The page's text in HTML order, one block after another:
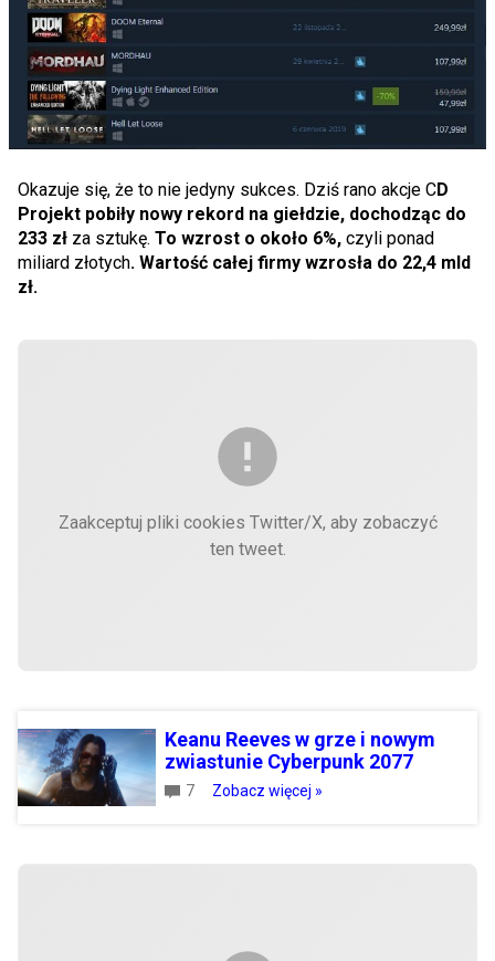
Okazuje się, że to nie jedyny sukces. Dziś rano akcje CD
Projekt pobiły nowy rekord na giełdzie, dochodząc do
233 zł za sztukę. To wzrost o około 6%, czyli ponad
miliard złotych. Wartość całej firmy wzrosła do 22,4 mld
zł.
Zaakceptuj pliki cookies Twitter/X, aby zobaczyć
ten tweet.
Keanu Reeves w grze i nowym
zwiastunie Cyberpunk 2077
7 Zobacz więcej »